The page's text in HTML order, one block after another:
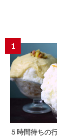
1
５時間待ちの